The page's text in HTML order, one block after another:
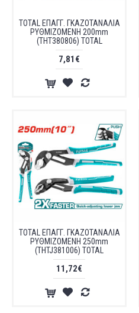
TOTAL ΕΠΑΓΓ. ΓΚΑΖΟΤΑΝΑΛΙΑ
ΡΥΘΜΙΖΟΜΕΝΗ 200mm
(THT380806) TOTAL
7,81€
TOTAL ΕΠΑΓΓ. ΓΚΑΖΟΤΑΝΑΛΙΑ
ΡΥΘΜΙΖΟΜΕΝΗ 250mm
(THTJ381006) TOTAL
11,72€